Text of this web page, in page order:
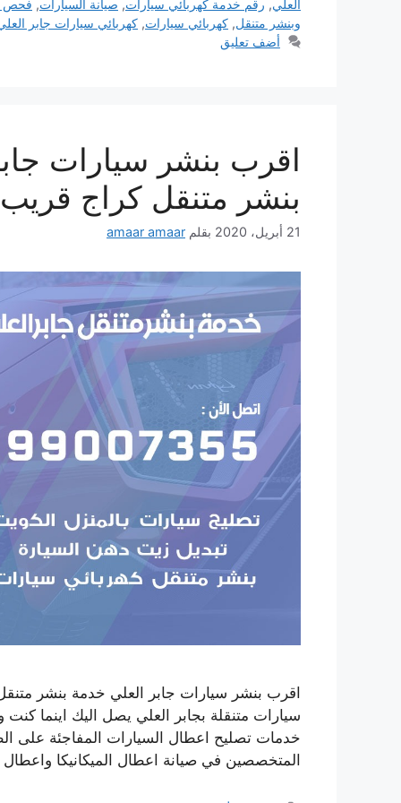
العلي, رقم خدمة كهربائي سيارات, صيانة السيارات, فحص
وبنشر متنقل, كهربائي سيارات, كهربائي سيارات جابر
أضف تعليق
بنشر متنقل كراج
21 أبريل، 2020 بقلم amaar amaar
اقرب بنشر سيارات جابر العلي خدمة بنشر
خدمات تصليح اعطال السيارات المفاجئة على
المتخصصين في صيانة اعطال الميكانيكا واعطال